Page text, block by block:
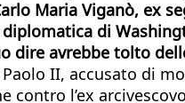
Maria Viganò, ex
di
dire avrebbe tolto
II, accusato di
contro l’ex